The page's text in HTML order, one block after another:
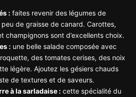
: faites revenir des légumes de
peu de graisse de canard. Carottes,
champignons sont d’excellents choix.
: une belle salade composée avec
des tomates cerises, des noix
légère. Ajoutez les gésiers chauds
de textures et de saveurs.
à la sarladaise : cette spécialité du